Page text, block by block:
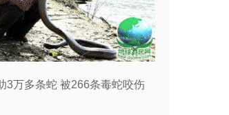
3万多条蛇 被266条毒蛇咬伤